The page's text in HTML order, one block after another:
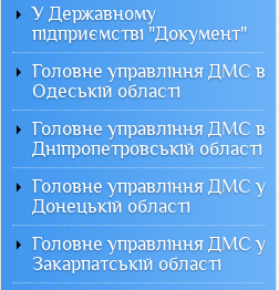
У Державному
підприємстві "Документ"
Головне управління ДМС в
Одеській області
Головне управління ДМС в
Дніпропетровській області
Головне управління ДМС у
Донецькій області
Головне управління ДМС у
Закарпатській області